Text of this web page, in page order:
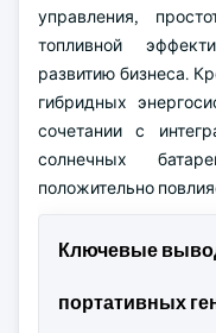
управления,
топливной
развитию бизнеса.
гибридных
сочетании с
солнечных
положительно
Ключевые
портативных